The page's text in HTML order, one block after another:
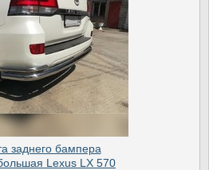
заднего бампера
Lexus LX 570